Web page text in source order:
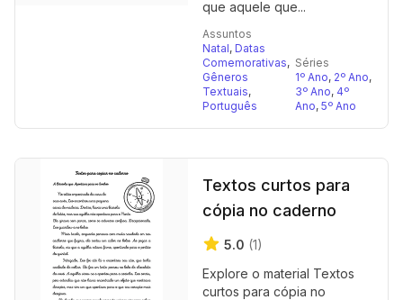
que aquele que...
Assuntos
Natal, Datas
Comemorativas,
Gêneros
Textuais,
Português
Séries
1º Ano, 2º Ano,
3º Ano, 4º
Ano, 5º Ano
Textos curtos para
cópia no caderno
5.0 (1)
Explore o material Textos
curtos para cópia no